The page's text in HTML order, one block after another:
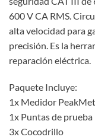
600 V CA RMS.
alta velocidad para
precisión. Es la
reparación eléctrica.
Paquete Incluye:
1x Medidor
1x Puntas de prueba
3x Cocodrillo